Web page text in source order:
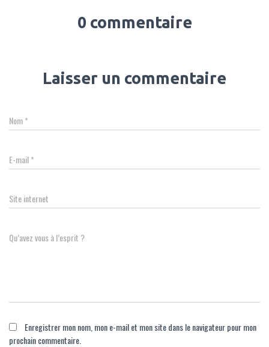
0 commentaire
Laisser un commentaire
Nom*
E-mail*
Site internet
Qu’avez vous à l’esprit ?
Enregistrer mon nom, mon e-mail et mon site dans le navigateur pour mon
prochain commentaire.